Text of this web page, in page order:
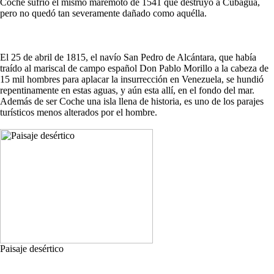
Coche sufrió el mismo maremoto de 1541 que destruyo a Cubagua,
pero no quedó tan severamente dañado como aquélla.
El 25 de abril de 1815, el navío San Pedro de Alcántara, que había
traído al mariscal de campo español Don Pablo Morillo a la cabeza de
15 mil hombres para aplacar la insurrección en Venezuela, se hundió
repentinamente en estas aguas, y aún esta allí, en el fondo del mar.
Además de ser Coche una isla llena de historia, es uno de los parajes
turísticos menos alterados por el hombre.
Paisaje desértico